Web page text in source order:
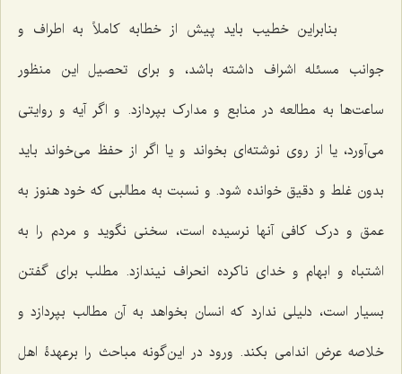
بنابراین خطیب باید پیش از خطابه کاملاً به اطراف و
جوانب مسئله اشراف داشته باشد، و برای تحصیل این منظور
ساعت‌ها به مطالعه در منابع و مدارک بپردازد. و اگر آیه و روایتی
می‌آورد، یا از روی نوشته‌ای بخواند و یا اگر از حفظ می‌خواند باید
بدون غلط و دقیق خوانده شود. و نسبت به مطالبی که خود هنوز به
عمق و درک کافی آنها نرسیده است، سخنی نگوید و مردم را به
اشتباه و ابهام و خدای ناکرده انحراف نیندازد. مطلب برای گفتن
بسیار است، دلیلی ندارد که انسان بخواهد به آن مطالب بپردازد و
خلاصه عرض اندامی بکند. ورود در این‌گونه مباحث را برعهدۀ اهل